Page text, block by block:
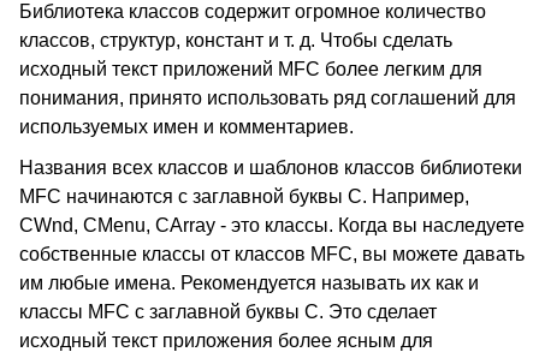
Библиотека классов содержит огромное количество
классов, структур, констант и т. д. Чтобы сделать
исходный текст приложений MFC более легким для
понимания, принято использовать ряд соглашений для
используемых имен и комментариев.
Названия всех классов и шаблонов классов библиотеки
MFC начинаются с заглавной буквы C. Например,
CWnd, CMenu, CArray - это классы. Когда вы наследуете
собственные классы от классов MFC, вы можете давать
им любые имена. Рекомендуется называть их как и
классы MFC с заглавной буквы C. Это сделает
исходный текст приложения более ясным для